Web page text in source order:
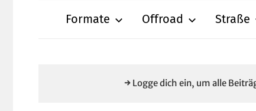
aus
Formate Offroad Straße
→ Logge dich ein, um alle